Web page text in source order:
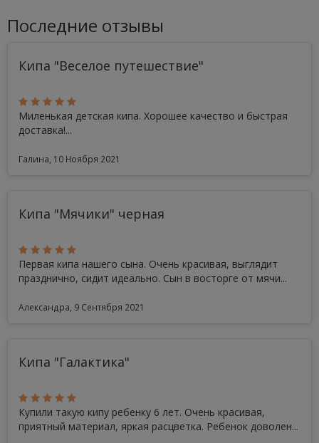
Последние отзывы
Кипа "Веселое путешествие"
Миленькая детская кипа. Хорошее качество и быстрая
доставка!...
Галина, 10 Ноября 2021
Кипа "Мячики" черная
Первая кипа нашего сына. Очень красивая, выглядит
празднично, сидит идеально. Сын в восторге от мячи...
Александра, 9 Сентября 2021
Кипа "Галактика"
Купили такую кипу ребенку 6 лет. Очень красивая,
приятный материал, яркая расцветка. Ребенок доволен...